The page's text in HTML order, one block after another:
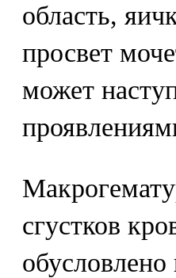
область,
просвет
может
сгустков